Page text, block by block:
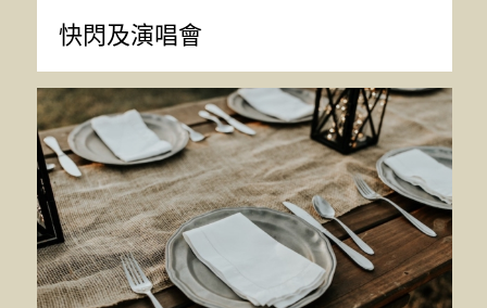
快閃及演唱會